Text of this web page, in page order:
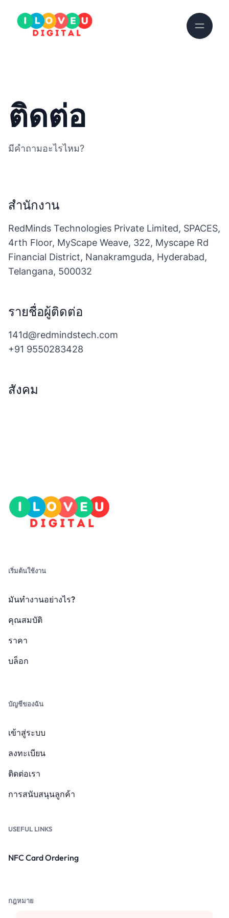
ติดต่อ
มีคำถามอะไรไหม?
สำนักงาน
RedMinds Technologies Private Limited, SPACES,
4rth Floor, MyScape Weave, 322, Myscape Rd
Financial District, Nanakramguda, Hyderabad,
Telangana, 500032
รายชื่อผู้ติดต่อ
141d@redmindstech.com
+91 9550283428
สังคม
เริ่มต้นใช้งาน
มันทำงานอย่างไร?
คุณสมบัติ
ราคา
บล็อก
บัญชีของฉัน
เข้าสู่ระบบ
ลงทะเบียน
ติดต่อเรา
การสนับสนุนลูกค้า
USEFUL LINKS
NFC Card Ordering
กฎหมาย